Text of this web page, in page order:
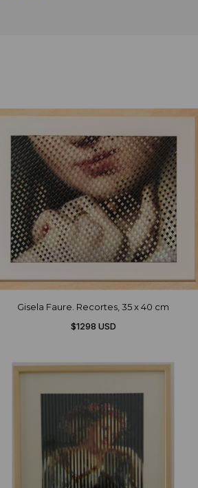
Gisela Faure. Recortes, 35 x 40 cm
$1298 USD